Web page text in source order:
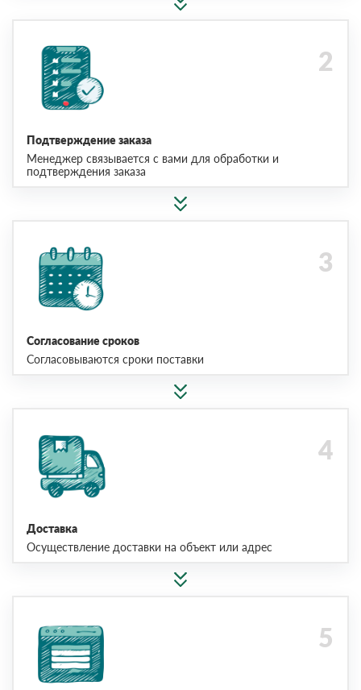
Подтверждение заказа
Менеджер связывается с вами для обработки и
подтверждения заказа
Согласование сроков
Согласовываются сроки поставки
Доставка
Осуществление доставки на объект или адрес